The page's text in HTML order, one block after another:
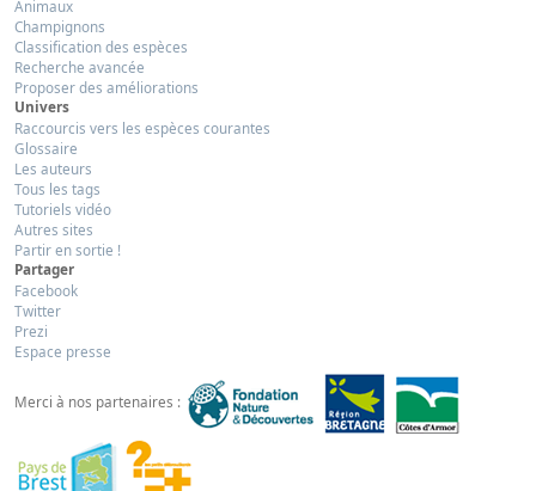
Animaux
Champignons
Classification des espèces
Recherche avancée
Proposer des améliorations
Univers
Raccourcis vers les espèces courantes
Glossaire
Les auteurs
Tous les tags
Tutoriels vidéo
Autres sites
Partir en sortie !
Partager
Facebook
Twitter
Prezi
Espace presse
Merci à nos partenaires :